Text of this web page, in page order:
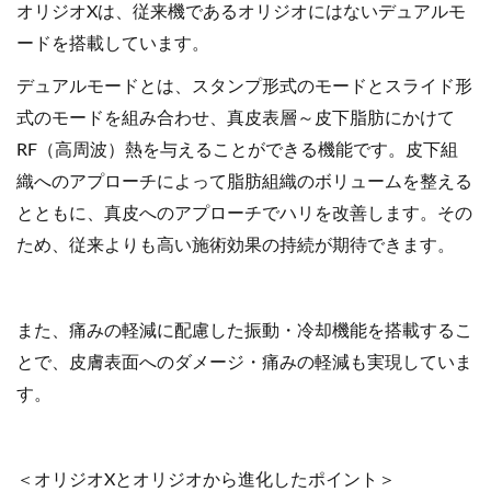
オリジオXは、従来機であるオリジオにはないデュアルモ
ードを搭載しています。
デュアルモードとは、スタンプ形式のモードとスライド形
式のモードを組み合わせ、真皮表層～皮下脂肪にかけて
RF（高周波）熱を与えることができる機能です。皮下組
織へのアプローチによって脂肪組織のボリュームを整える
とともに、真皮へのアプローチでハリを改善します。その
ため、従来よりも高い施術効果の持続が期待できます。
また、痛みの軽減に配慮した振動・冷却機能を搭載するこ
とで、皮膚表面へのダメージ・痛みの軽減も実現していま
す。
＜オリジオXとオリジオから進化したポイント＞